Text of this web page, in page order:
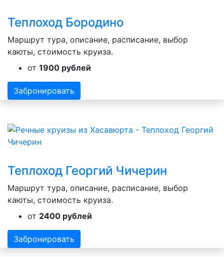
Теплоход Бородино
Маршрут тура, описание, расписание, выбор
каюты, стоимость круиза.
от 1900 рублей
Забронировать
Теплоход Георгий Чичерин
Маршрут тура, описание, расписание, выбор
каюты, стоимость круиза.
от 2400 рублей
Забронировать